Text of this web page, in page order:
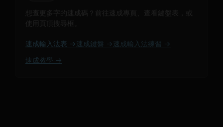
想查更多字的速成碼？前往速成專頁、查看鍵盤表，或
使用頁頂搜尋框。
速成輸入法表 → 速成鍵盤 → 速成輸入法練習 →
速成教學 →